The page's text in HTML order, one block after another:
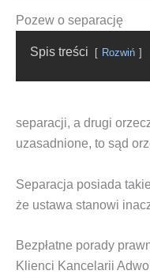
Pozew o separację
Spis tre­ści Roz­wiń
sepa­ra­cji, a dru­gi
uza­sad­nio­ne, to sąd
Sepa­ra­cja posia­da
że usta­wa sta­no­wi
Bezpłatne porady
Klien­ci Kan­ce­la­rii